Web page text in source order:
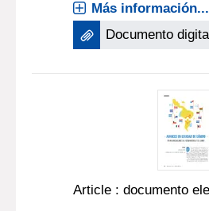
Más información...
Documento
Article : documento